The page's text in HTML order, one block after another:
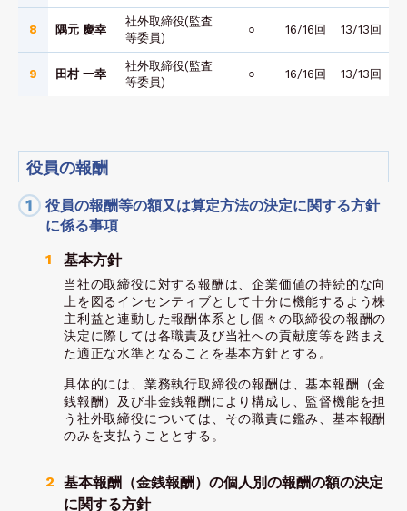
8 隅元 慶幸
社外取締役(監査
等委員)
○ 16/16回 13/13回
9 田村 一幸
社外取締役(監査
等委員)
○ 16/16回 13/13回
役員の報酬
役員の報酬等の額又は算定方法の決定に関する方針
に係る事項
基本方針
当社の取締役に対する報酬は、企業価値の持続的な向
上を図るインセンティブとして十分に機能するよう株
主利益と連動した報酬体系とし個々の取締役の報酬の
決定に際しては各職責及び当社への貢献度等を踏まえ
た適正な水準となることを基本方針とする。
具体的には、業務執行取締役の報酬は、基本報酬（金
銭報酬）及び非金銭報酬により構成し、監督機能を担
う社外取締役については、その職責に鑑み、基本報酬
のみを支払うこととする。
基本報酬（金銭報酬）の個人別の報酬の額の決定
に関する方針